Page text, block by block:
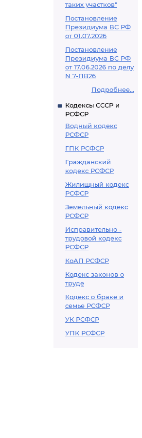
таких участков"
Постановление
Президиума ВС РФ
от 01.07.2026
Постановление
Президиума ВС РФ
от 17.06.2026 по делу
N 7-ПВ26
Подробнее...
Кодексы СССР и
РСФСР
Водный кодекс
РСФСР
ГПК РСФСР
Гражданский
кодекс РСФСР
Жилищный кодекс
РСФСР
Земельный кодекс
РСФСР
Исправительно -
трудовой кодекс
РСФСР
КоАП РСФСР
Кодекс законов о
труде
Кодекс о браке и
семье РСФСР
УК РСФСР
УПК РСФСР